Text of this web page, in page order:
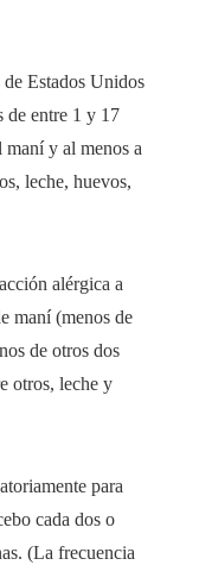
Estados Unidos
de entre 1 y 17
maní y al menos a
leche, huevos,
alérgica a
maní (menos de
de otros dos
otros, leche y
para
cada dos o
(La frecuencia